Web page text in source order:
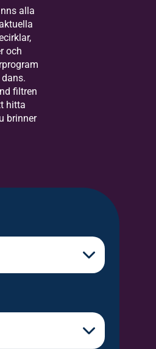
alla
och
filtren
hitta
brinner